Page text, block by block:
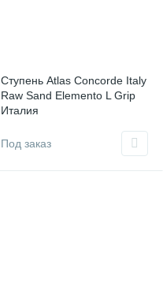
Ступень Atlas Concorde Italy
Raw Sand Elemento L Grip
Италия
Под заказ